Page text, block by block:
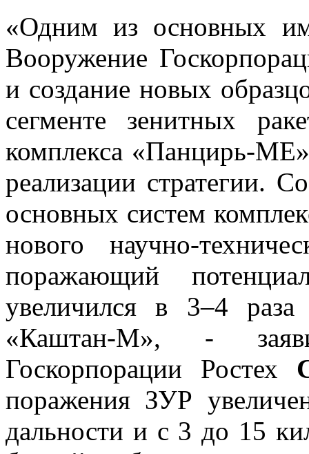
«Одним из основных
Вооружение
и создание новых
сегменте зенитных
комплекса «Панцирь-
реализации стратегии.
основных систем
нового научно-
поражающий
увеличился в 3–4
«Каштан-М», -
Госкорпорации Ростех
поражения ЗУР
дальности и с 3 до 15